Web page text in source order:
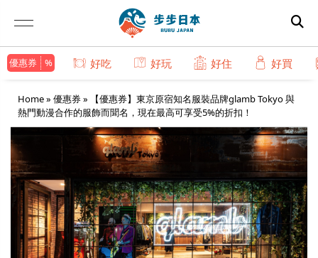
優惠券 好吃 好玩 好住 好買
Home» 優惠券» 【優惠券】東京原宿知名服裝品牌glamb Tokyo 與
熱門動漫合作的服飾而聞名，現在最高可享受5%的折扣！